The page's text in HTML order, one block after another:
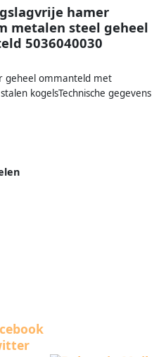
hamer
metalen steel geheel
5036040030
geheel ommanteld met
kogelsTechnische gegevens